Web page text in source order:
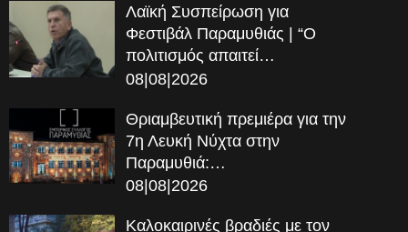
Λαϊκή Συσπείρωση για
Φεστιβάλ Παραμυθιάς | “Ο
πολιτισμός απαιτεί…
08|08|2026
Θριαμβευτική πρεμιέρα για την
7η Λευκή Νύχτα στην
Παραμυθιά:…
08|08|2026
Καλοκαιρινές βραδιές με τον